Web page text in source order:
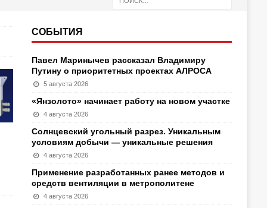
СОБЫТИЯ
Павел Маринычев рассказал Владимиру
Путину о приоритетных проектах АЛРОСА
5 августа 2026
«Янзолото» начинает работу на новом участке
4 августа 2026
Солнцевский угольный разрез. Уникальным
условиям добычи — уникальные решения
4 августа 2026
Применение разработанных ранее методов и
средств вентиляции в метрополитене
4 августа 2026